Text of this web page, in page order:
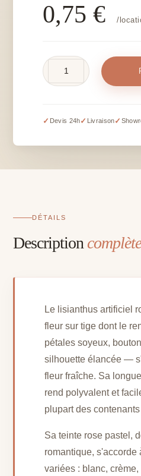
0,75€ /
artificiel
L
✓ Devis 24h✓ Livraison✓
DÉTAILS
Description
Le lisianthus artificiel
fleur sur tige dont le
pétales soyeux,
silhouette élancée —
fleur fraîche. Sa
rend polyvalent et
plupart des
Sa teinte rose pastel,
romantique, s'accorde
variées : blanc,